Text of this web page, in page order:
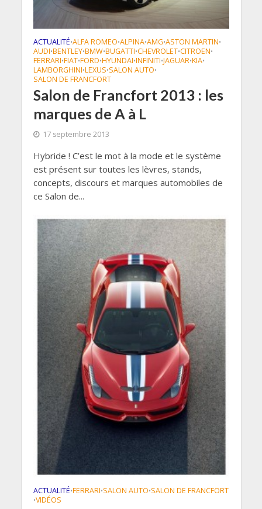
ACTUALITÉ•ALFA ROMEO•ALPINA•AMG•ASTON MARTIN•
AUDI•BENTLEY•BMW•BUGATTI•CHEVROLET•CITROEN•
FERRARI•FIAT•FORD•HYUNDAI•INFINITI•JAGUAR•KIA•
LAMBORGHINI•LEXUS•SALON AUTO•
SALON DE FRANCFORT
Salon de Francfort 2013 : les
marques de A à L
17 septembre 2013
Hybride ! C’est le mot à la mode et le système
est présent sur toutes les lèvres, stands,
concepts, discours et marques automobiles de
ce Salon de...
ACTUALITÉ•FERRARI•SALON AUTO•SALON DE FRANCFORT
•VIDÉOS